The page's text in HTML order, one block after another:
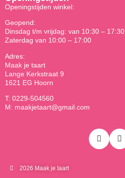
Openingstijden winkel:
Geopend:
Dinsdag t/m vrijdag: van 10:30 – 17:30
Zaterdag van 10:00 – 17:00
Adres:
Maak je taart
Lange Kerkstraat 9
1621 EG Hoorn
T: 0229-504560
M: maakjetaart@gmail.com
2026 Maak je taart